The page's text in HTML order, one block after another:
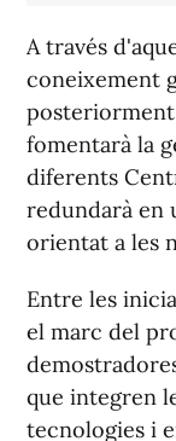
A través
coneixement
posteriorment
fomentarà la
diferents
redundarà en
orientat a les
Entre les
el marc del
que integren
tecnologies i